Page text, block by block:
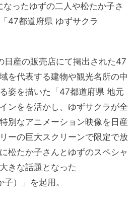
ったゆずの二人や松たか子さ
47都道府県 ゆずサクラ
日産の販売店にて掲出された47
を代表する建物や観光名所の中
姿を描いた「47都道府県 地元
ンをを活かし、ゆずサクラが全
別なアニメーション映像を日産
ーの巨大スクリーンで限定で放
松たか子さんとゆずのスペシャ
きな話題となった
）」を起用。